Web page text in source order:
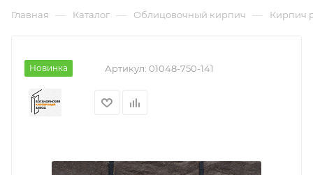
Главная — Каталог — Облицовочный кирпич — Кирпич
Новинка Артикул: 01048-750-141